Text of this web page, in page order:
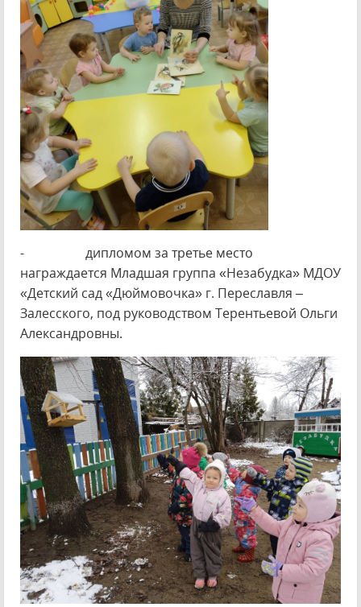
- дипломом за третье место
награждается Младшая группа «Незабудка» МДОУ
«Детский сад «Дюймовочка» г. Переславля –
Залесского, под руководством Терентьевой Ольги
Александровны.